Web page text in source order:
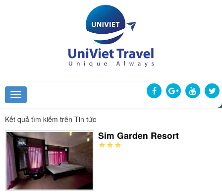
Kết quả tìm kiếm trên Tin tức
Sim Garden Resort